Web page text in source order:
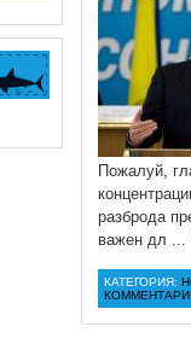
Пожалуй,
разброда
важен дл ...
КАТЕГОРИЯ: